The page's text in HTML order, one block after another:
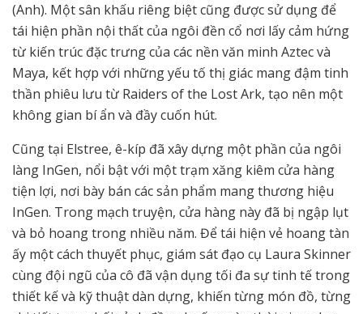
(Anh). Một sân khấu riêng biệt cũng được sử dụng để
tái hiện phần nội thất của ngôi đền cổ nơi lấy cảm hứng
từ kiến trúc đặc trưng của các nền văn minh Aztec và
Maya, kết hợp với những yếu tố thị giác mang đậm tinh
thần phiêu lưu từ Raiders of the Lost Ark, tạo nên một
không gian bí ẩn và đầy cuốn hút.
Cũng tại Elstree, ê-kíp đã xây dựng một phần của ngôi
làng InGen, nổi bật với một trạm xăng kiêm cửa hàng
tiện lợi, nơi bày bán các sản phẩm mang thương hiệu
InGen. Trong mạch truyện, cửa hàng này đã bị ngập lụt
và bỏ hoang trong nhiều năm. Để tái hiện vẻ hoang tàn
ấy một cách thuyết phục, giám sát đạo cụ Laura Skinner
cùng đội ngũ của cô đã vận dụng tối đa sự tinh tế trong
thiết kế và kỹ thuật dàn dựng, khiến từng món đồ, từng